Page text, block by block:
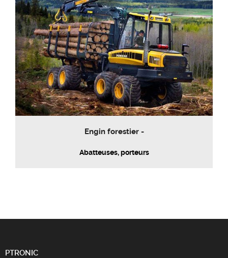
Engin forestier -
Abatteuses, porteurs
PTRONIC